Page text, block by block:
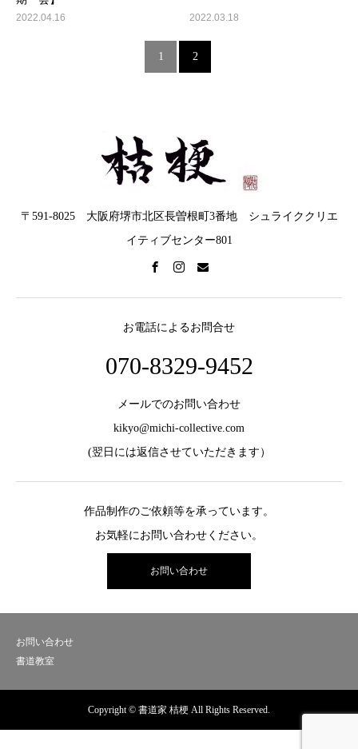
2022.04.16 2022.03.18
1 2
〒591-8025 大阪府堺市北区長曽根町3番地 シュライククリエ
イティブセンター801
お電話によるお問合せ
070-8329-9452
メールでのお問い合わせ
kikyo@michi-collective.com
(翌日には返信させていただきます）
作品制作のご依頼等を承っています。
お気軽にお問い合わせください。
お問い合わせ
お問い合わせ
書道教室
Copyright © 書道家 桔梗 All Rights Reserved.